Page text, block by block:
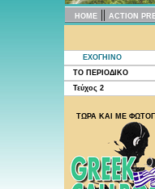
HOME || ACTION
EXOΓΗΙΝΟ
ΤΟ ΠΕΡΙΟΔΙΚΟ
Τεύχος 2
ΤΩΡΑ ΚΑΙ ΜΕ